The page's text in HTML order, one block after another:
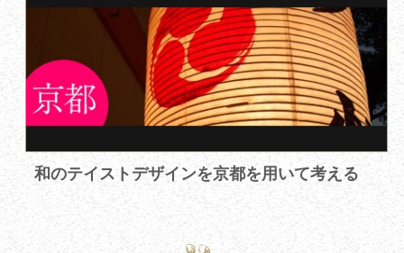
和のテイストデザインを京都を用いて考える